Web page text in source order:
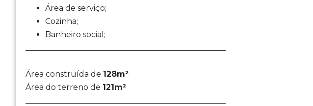
Área de serviço;
Cozinha;
Banheiro social;
Área construída de 128m²
Área do terreno de 121m²